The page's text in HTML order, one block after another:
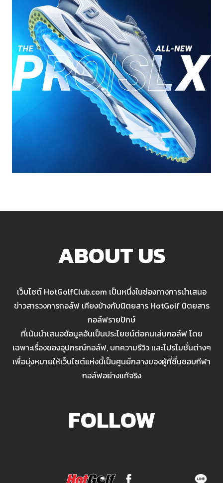
ABOUT US
เว็บไซต์ HotGolfClub.com เป็นหนึ่งในช่องทางการนำเสนอ
ข่าวสารวงการกอล์ฟ เคียงข้างกับนิตยสาร HotGolf นิตยสาร
กอล์ฟรายปักษ์
ที่เน้นนำเสนอข้อมูลอันเป็นประโยชน์ต่อคนเล่นกอล์ฟ โดย
เฉพาะเรื่องของอุปกรณ์กอล์ฟ, บทความรีวิว และโปรโมชั่นต่างๆ
เพื่อมุ่งหมายให้เว็บไซต์แห่งนี้เป็นศูนย์กลางของผู้ที่ชื่นชอบกีฬา
กอล์ฟอย่างแท้จริง
FOLLOW